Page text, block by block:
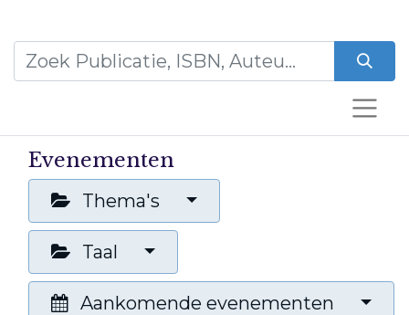
Evenementen
Thema's
Taal
Aankomende evenementen